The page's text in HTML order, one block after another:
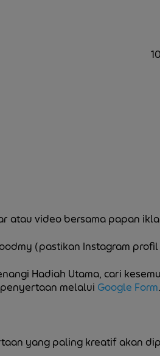
atau video bersama papan
(pastikan Instagram
Hadiah Utama, cari
melalui Google Form.
yang paling kreatif akan